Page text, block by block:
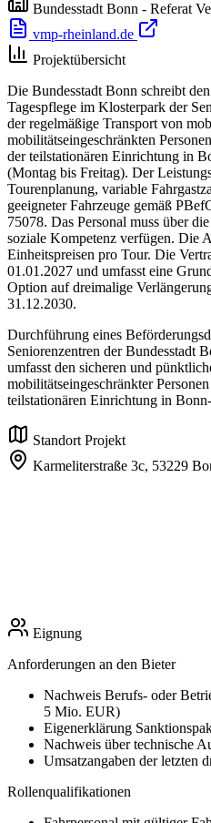
Bundesstadt Bonn - Referat
vmp-rheinland.de
Projektübersicht
Die Bundesstadt Bonn schreibt
Tagespflege im Klosterpark der
der regelmäßige Transport von
mobilitätseingeschränkten
der teilstationären Einrichtung in
(Montag bis Freitag). Der
Tourenplanung, variable
geeigneter Fahrzeuge gemäß
75078. Das Personal muss über
soziale Kompetenz verfügen. Die
Einheitspreisen pro Tour. Die
01.01.2027 und umfasst eine
Option auf dreimalige
31.12.2030.
Durchführung eines
Seniorenzentren der Bundesstadt
umfasst den sicheren und
mobilitätseingeschränkter
teilstationären Einrichtung in
Standort Projekt
Karmeliterstraße 3c, 53229
Eignung
Anforderungen an den Bieter
Nachweis Berufs- oder
5 Mio. EUR)
Eigenerklärung
Nachweis über technische
Umsatzangaben der letzten
Rollenqualifikationen